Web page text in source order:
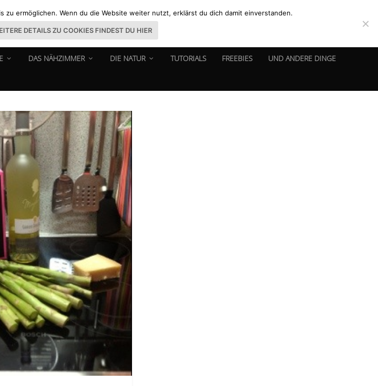
DAS NÄHZIMMER DIE NATUR TUTORIALS FREEBIES UND ANDERE DINGE
ermöglichen. Wenn du die Website weiter nutzt, erklärst du dich damit einverstanden.
DETAILS ZU COOKIES FINDEST DU HIER